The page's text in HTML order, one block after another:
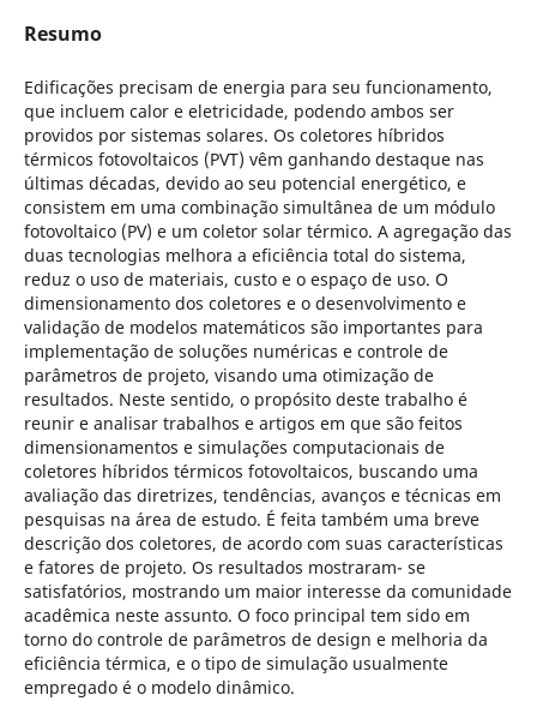
Resumo
Edificações precisam de energia para seu funcionamento,
que incluem calor e eletricidade, podendo ambos ser
providos por sistemas solares. Os coletores híbridos
térmicos fotovoltaicos (PVT) vêm ganhando destaque nas
últimas décadas, devido ao seu potencial energético, e
consistem em uma combinação simultânea de um módulo
fotovoltaico (PV) e um coletor solar térmico. A agregação das
duas tecnologias melhora a eficiência total do sistema,
reduz o uso de materiais, custo e o espaço de uso. O
dimensionamento dos coletores e o desenvolvimento e
validação de modelos matemáticos são importantes para
implementação de soluções numéricas e controle de
parâmetros de projeto, visando uma otimização de
resultados. Neste sentido, o propósito deste trabalho é
reunir e analisar trabalhos e artigos em que são feitos
dimensionamentos e simulações computacionais de
coletores híbridos térmicos fotovoltaicos, buscando uma
avaliação das diretrizes, tendências, avanços e técnicas em
pesquisas na área de estudo. É feita também uma breve
descrição dos coletores, de acordo com suas características
e fatores de projeto. Os resultados mostraram- se
satisfatórios, mostrando um maior interesse da comunidade
acadêmica neste assunto. O foco principal tem sido em
torno do controle de parâmetros de design e melhoria da
eficiência térmica, e o tipo de simulação usualmente
empregado é o modelo dinâmico.